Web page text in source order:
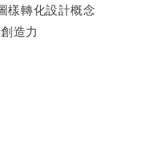
樣轉化設計概念
造力